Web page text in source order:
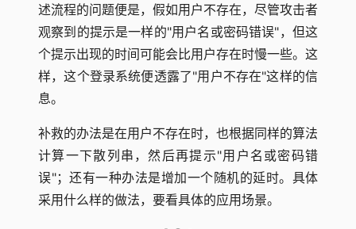
述流程的问题便是，假如用户不存在，尽管攻击者
观察到的提示是一样的"用户名或密码错误"，但这
个提示出现的时间可能会比用户存在时慢一些。这
样，这个登录系统便透露了"用户不存在"这样的信
息。
补救的办法是在用户不存在时，也根据同样的算法
计算一下散列串，然后再提示"用户名或密码错
误"；还有一种办法是增加一个随机的延时。具体
采用什么样的做法，要看具体的应用场景。